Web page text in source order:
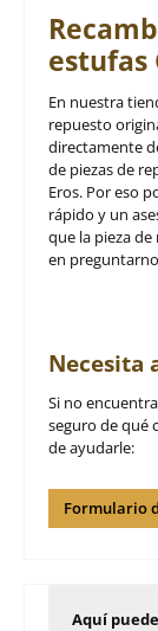
estufas
En nuestra
repuesto
directamente
de piezas de
Eros. Por eso
rápido y un
que la pieza
en
Necesita
Si no
seguro de qué
de ayudarle:
Formulario
Aquí